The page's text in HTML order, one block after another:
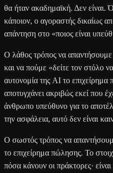
θα ήταν ακαδημαϊκή. Δεν είναι.
κάποιον, ο αγοραστής δικαίως
απάντηση στο «ποιος είναι
Ο λάθος τρόπος να απαντήσουμε
και να πούμε «δείτε τον στόλο
αυτονομία της AI το
αποτυγχάνει ακριβώς εκεί που
άνθρωπο υπεύθυνο για το
την ασφάλεια, αυτό δεν είναι
Ο σωστός τρόπος να
το επιχείρημα πώλησης. Το
πόσα κάνουν οι πράκτορες· είναι